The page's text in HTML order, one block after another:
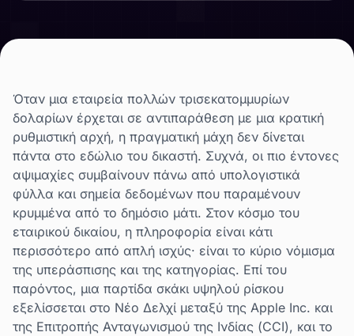
Όταν μια εταιρεία πολλών τρισεκατομμυρίων
δολαρίων έρχεται σε αντιπαράθεση με μια κρατική
ρυθμιστική αρχή, η πραγματική μάχη δεν δίνεται
πάντα στο εδώλιο του δικαστή. Συχνά, οι πιο έντονες
αψιμαχίες συμβαίνουν πάνω από υπολογιστικά
φύλλα και σημεία δεδομένων που παραμένουν
κρυμμένα από το δημόσιο μάτι. Στον κόσμο του
εταιρικού δικαίου, η πληροφορία είναι κάτι
περισσότερο από απλή ισχύς· είναι το κύριο νόμισμα
της υπεράσπισης και της κατηγορίας. Επί του
παρόντος, μια παρτίδα σκάκι υψηλού ρίσκου
εξελίσσεται στο Νέο Δελχί μεταξύ της Apple Inc. και
της Επιτροπής Ανταγωνισμού της Ινδίας (CCI), και το